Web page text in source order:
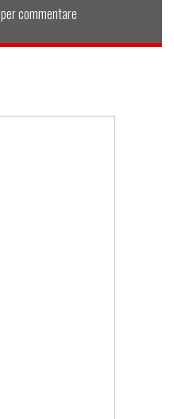
per commentare